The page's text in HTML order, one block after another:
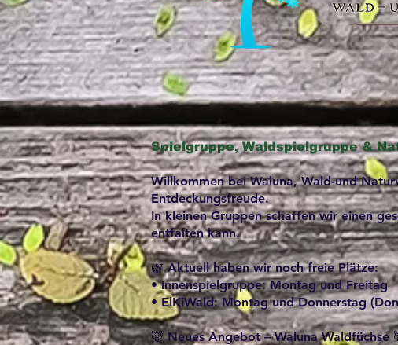
Spielgruppe, Waldspielgruppe &
Willkommen bei Waluna, Wald-und
Entdeckungsfreude.
In kleinen Gruppen schaffen wir einen
entfalten kann.
🌿 Aktuell haben wir noch freie Plätze:
• Innenspielgruppe: Montag und Freitag
• ElKiWald: Montag und Donnerstag
🦊 Neues Angebot – Waluna Waldfüchse